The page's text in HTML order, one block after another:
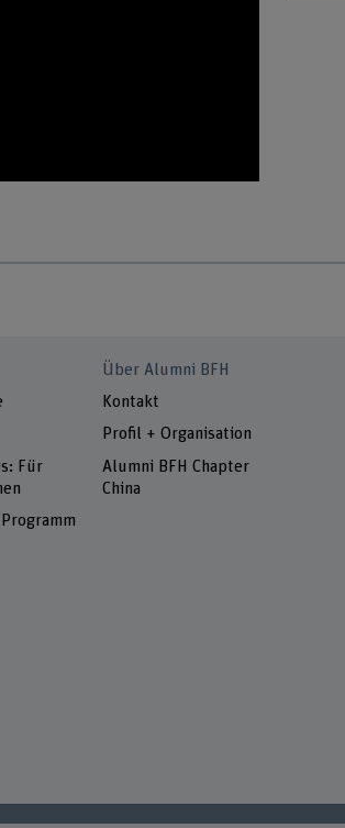
Für
Über Alumni BFH
Kontakt
Profil + Organisation
Alumni BFH Chapter
China